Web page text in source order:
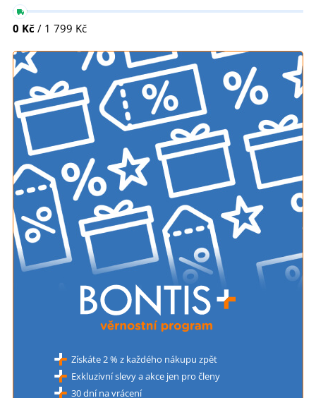
0 Kč / 1 799 Kč
Získáte 2 % z každého nákupu zpět
Exkluzivní slevy a akce jen pro členy
30 dní na vrácení